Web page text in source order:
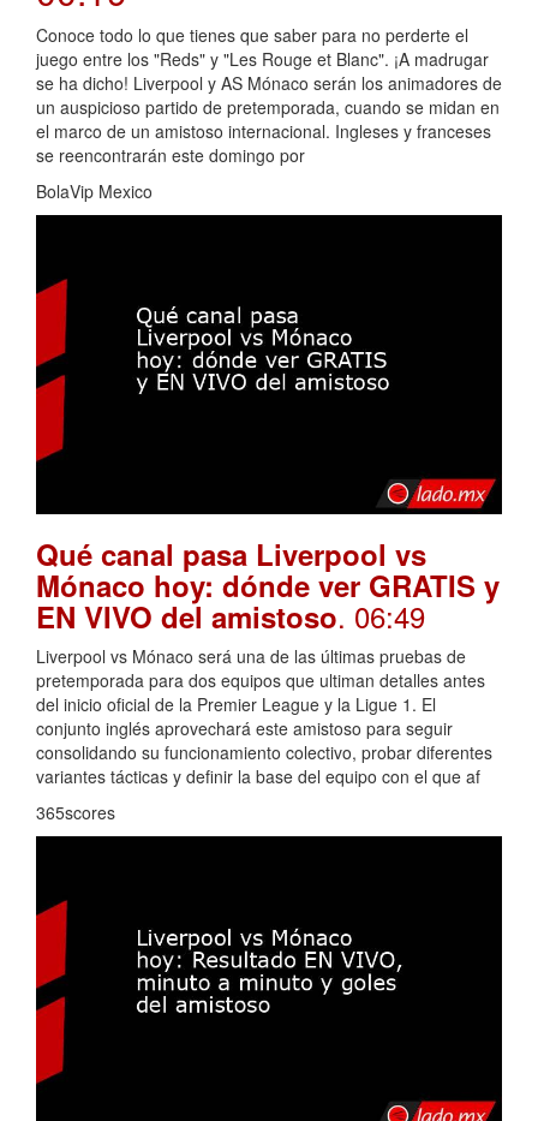
Conoce todo lo que tienes que saber para no perderte el
juego entre los "Reds" y "Les Rouge et Blanc". ¡A madrugar
se ha dicho! Liverpool y AS Mónaco serán los animadores de
un auspicioso partido de pretemporada, cuando se midan en
el marco de un amistoso internacional. Ingleses y franceses
se reencontrarán este domingo por
BolaVip Mexico
Qué canal pasa Liverpool vs
Mónaco hoy: dónde ver GRATIS y
EN VIVO del amistoso. 06:49
Liverpool vs Mónaco será una de las últimas pruebas de
pretemporada para dos equipos que ultiman detalles antes
del inicio oficial de la Premier League y la Ligue 1. El
conjunto inglés aprovechará este amistoso para seguir
consolidando su funcionamiento colectivo, probar diferentes
variantes tácticas y definir la base del equipo con el que af
365scores